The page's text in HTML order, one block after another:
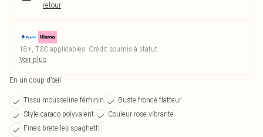
retour
18+, T&C applicables. Crédit soumis à statut
Voir plus
En un coup d’œil
Tissu mousseline féminin
Buste froncé flatteur
Style caraco polyvalent
Couleur rose vibrante
Fines bretelles spaghetti